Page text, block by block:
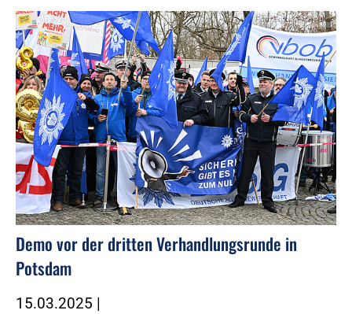
Foto:Foto: Windmüller
Demo vor der dritten Verhandlungsrunde in
Potsdam
15.03.2025 |